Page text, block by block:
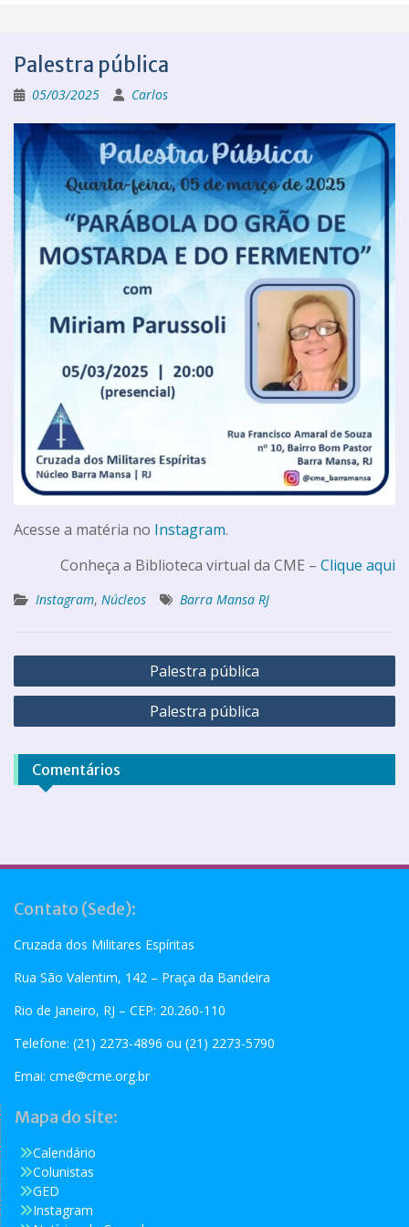
Palestra pública
05/03/2025 Carlos
Acesse a matéria no Instagram.
Conheça a Biblioteca virtual da CME – Clique aqui
Instagram, Núcleos Barra Mansa RJ
Palestra pública
Palestra pública
Comentários
Contato (Sede):
Cruzada dos Militares Espíritas
Rua São Valentim, 142 – Praça da Bandeira
Rio de Janeiro, RJ – CEP: 20.260-110
Telefone: (21) 2273-4896 ou (21) 2273-5790
Emai: cme@cme.org.br
Mapa do site:
Calendário
Colunistas
GED
Instagram